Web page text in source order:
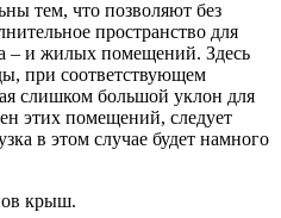
тем, что позволяют без
пространство для
– и жилых помещений. Здесь
при соответствующем
слишком большой уклон для
этих помещений, следует
в этом случае будет намного
крыш.